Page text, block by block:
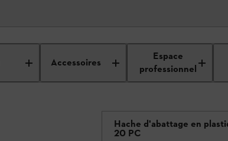
Accessoires
Espace
professionnel
Hache d'abattage en
20 PC